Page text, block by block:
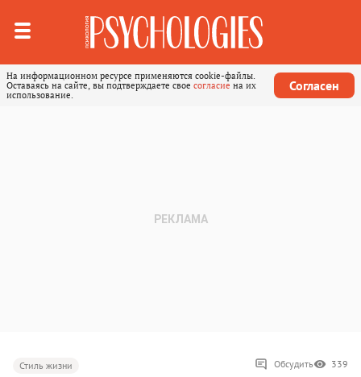
На информационном ресурсе применяются cookie-файлы.
Оставаясь на сайте, вы подтверждаете свое согласие на их
использование.
Согласен
Стиль жизни Обсудить 339